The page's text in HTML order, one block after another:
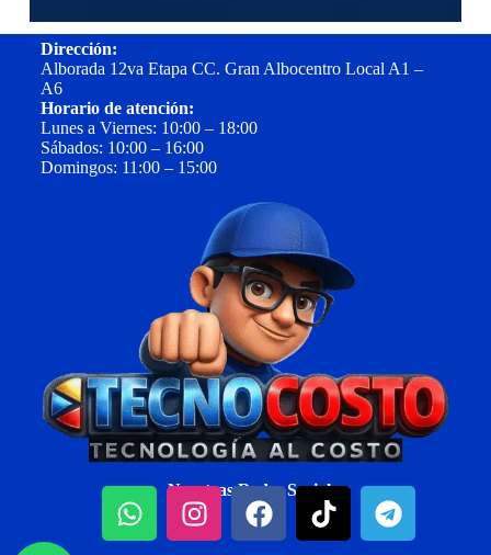
Dirección:
Alborada 12va Etapa CC. Gran Albocentro Local A1 –
A6
Horario de atención:
Lunes a Viernes: 10:00 – 18:00
Sábados: 10:00 – 16:00
Domingos: 11:00 – 15:00
Nuestras Redes Sociales: